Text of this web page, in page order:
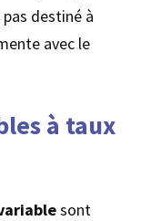
destiné à
avec le
à taux
sont